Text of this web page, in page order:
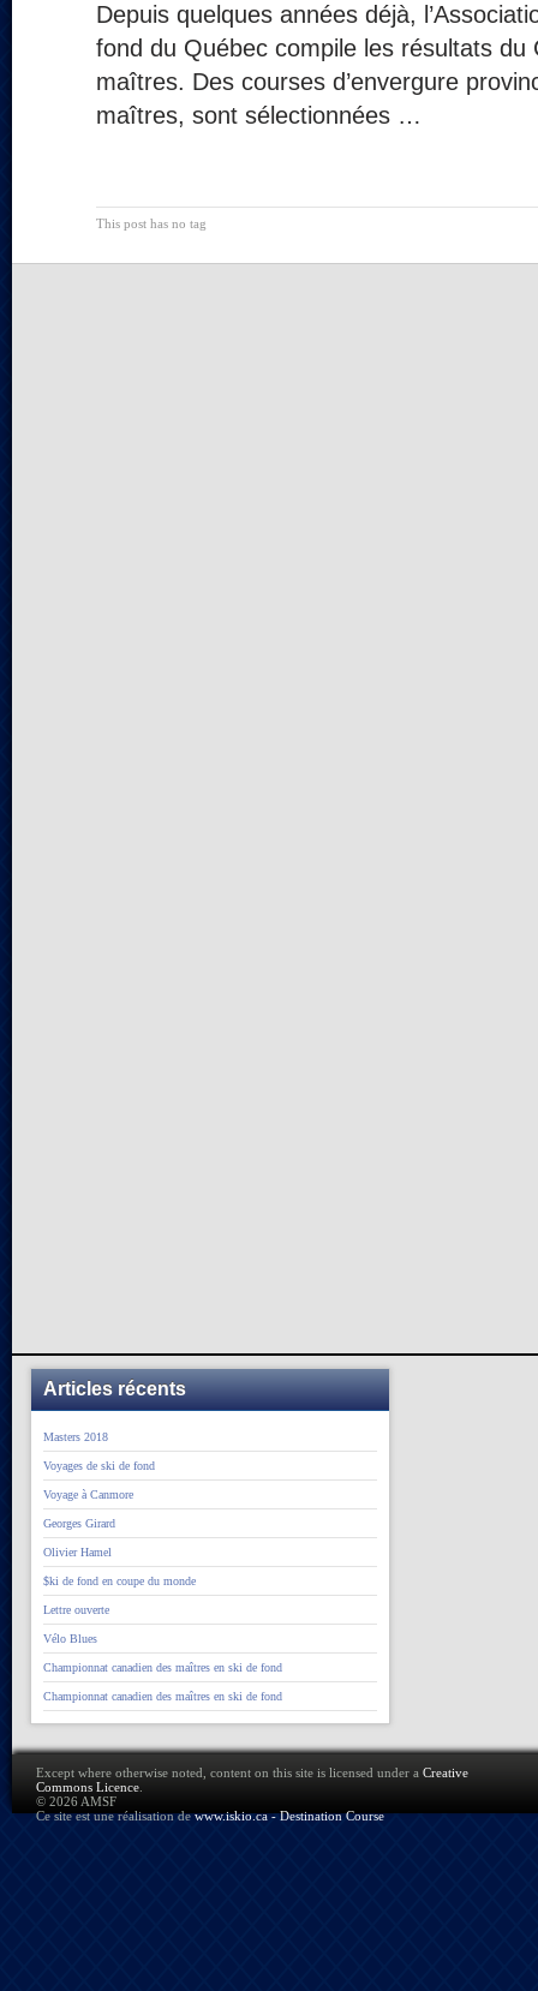
Depuis quelques années déjà,
fond du Québec compile les résultats du
maîtres. Des courses d’envergure
maîtres, sont sélectionnées …
This post has no tag
Articles récents
Masters 2018
Voyages de ski de fond
Voyage à Canmore
Georges Girard
Olivier Hamel
$ki de fond en coupe du monde
Lettre ouverte
Vélo Blues
Championnat canadien des maîtres en ski de fond
Championnat canadien des maîtres en ski de fond
Except where otherwise noted, content on this site is licensed under a Creative
Commons Licence
© 2026 AMSF
Ce site est une réalisation dewww.iskio.ca - Destination Course